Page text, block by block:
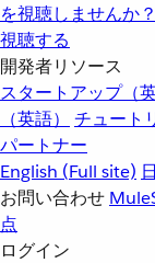
を視聴しませんか？
視聴する
開発者リソース
スタートアップ（英
（英語）
チュート
パートナー
English (Full site)
お問い合わせ
点
ログイン